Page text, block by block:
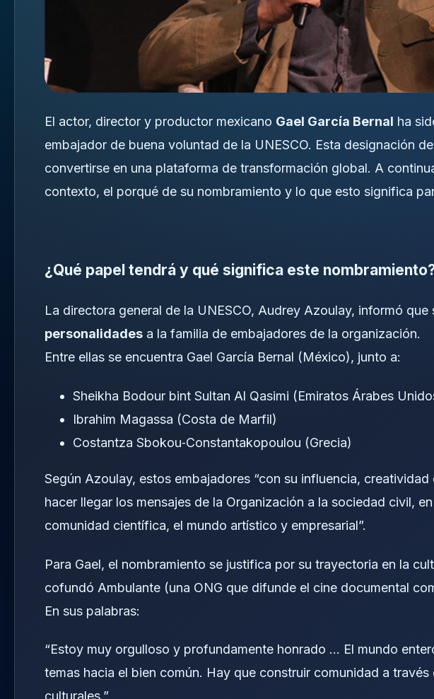
El actor, director y productor mexicano Gael García Bernal ha
embajador de buena voluntad de la UNESCO. Esta designación
convertirse en una plataforma de transformación global. A
contexto, el porqué de su nombramiento y lo que esto significa
¿Qué papel tendrá y qué significa este
La directora general de la UNESCO, Audrey Azoulay, informó que
personalidades a la familia de embajadores de la organización.
Entre ellas se encuentra Gael García Bernal (México), junto a:
Sheikha Bodour bint Sultan Al Qasimi (Emiratos Árabes
Ibrahim Magassa (Costa de Marfil)
Costantza Sbokou‑Constantakopoulou (Grecia)
Según Azoulay, estos embajadores “con su influencia,
hacer llegar los mensajes de la Organización a la sociedad civil,
comunidad científica, el mundo artístico y empresarial”.
Para Gael, el nombramiento se justifica por su trayectoria en la
cofundó Ambulante (una ONG que difunde el cine documental
En sus palabras:
“Estoy muy orgulloso y profundamente honrado … El mundo
temas hacia el bien común. Hay que construir comunidad a
culturales.”